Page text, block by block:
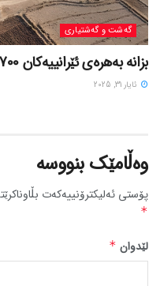
گه‌شت و گه‌شتیاری
بزانه بەهرەی ئێرانییەکان 1700 ساڵ لەمەوبەر چۆن بووه!
ئایار 31, 2025
وەڵامێک بنووسە
پۆستی ئەلیکترۆنییەکەت
*
لێدوان *